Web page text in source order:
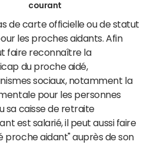
courant
de carte officielle ou de statut
les proches aidants. Afin
faire reconnaître la
du proche aidé,
sociaux, notamment la
pour les personnes
sa caisse de retraite
est salarié, il peut aussi faire
proche aidant" auprès de son